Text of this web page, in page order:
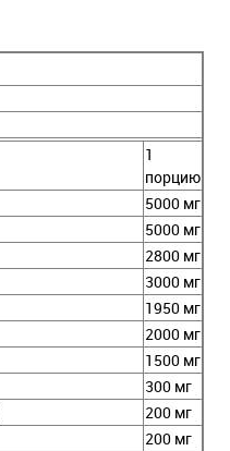
1
порцию
5000 мг
5000 мг
2800 мг
3000 мг
1950 мг
2000 мг
1500 мг
300 мг
200 мг
200 мг